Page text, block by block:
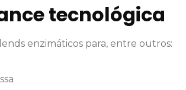
tecnológica
enzimáticos para, entre outros: